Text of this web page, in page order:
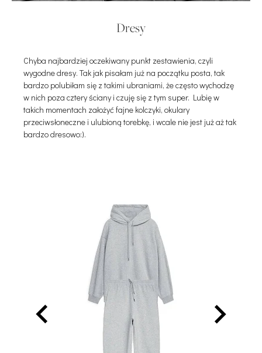
Dresy
Chyba najbardziej oczekiwany punkt zestawienia, czyli
wygodne dresy. Tak jak pisałam już na początku posta, tak
bardzo polubiłam się z takimi ubraniami, że często wychodzę
w nich poza cztery ściany i czuję się z tym super. Lubię w
takich momentach założyć fajne kolczyki, okulary
przeciwsłoneczne i ulubioną torebkę, i wcale nie jest już aż tak
bardzo dresowo:).